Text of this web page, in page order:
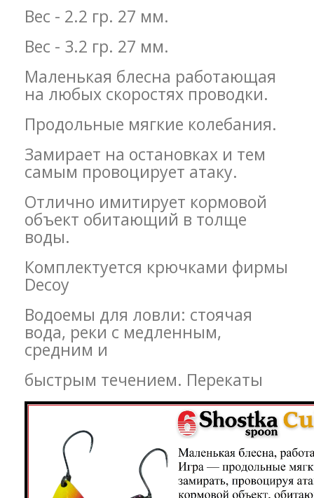
Вес - 2.2 гр. 27 мм.
Вес - 3.2 гр. 27 мм.
Маленькая блесна работающая
на любых скоростях проводки.
Продольные мягкие колебания.
Замирает на остановках и тем
самым провоцирует атаку.
Отлично имитирует кормовой
объект обитающий в толще
воды.
Комплектуется крючками фирмы
Decoy
Водоемы для ловли: стоячая
вода, реки с медленным,
средним и
быстрым течением. Перекаты